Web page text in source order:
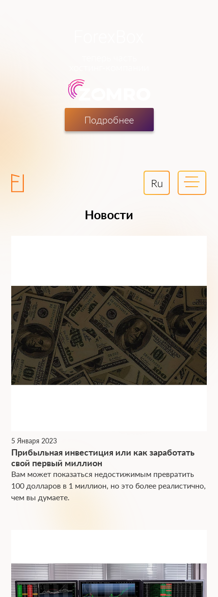
Подробнее
Ru
Новости
5 Января 2023
Прибыльная инвестиция или как заработать
свой первый миллион
Вам может показаться недостижимым превратить
100 долларов в 1 миллион, но это более реалистично,
чем вы думаете.